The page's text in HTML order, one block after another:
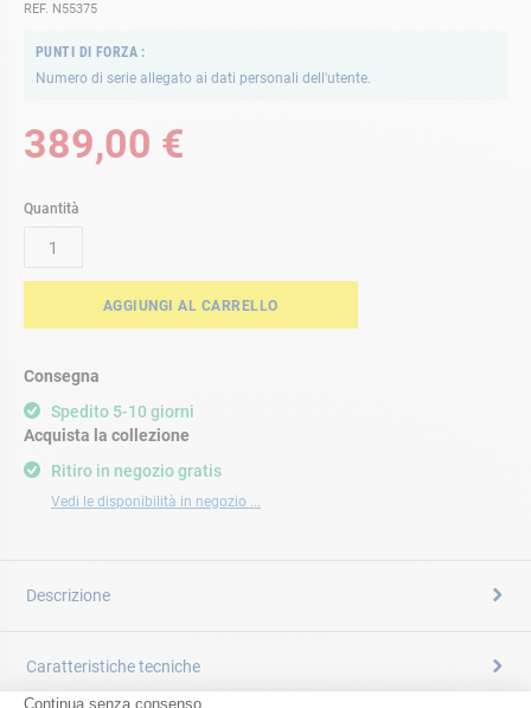
REF. N55375
PUNTI DI FORZA
Numero di serie allegato ai dati personali dell'utente.
389,00 €
Quantità
AGGIUNGI AL CARRELLO
Consegna
Spedito 5-10 giorni
Ritiro in negozio gratis
Vedi le disponibilità in negozio ...
Acquista la collezione
Descrizione
Caratteristiche tecniche